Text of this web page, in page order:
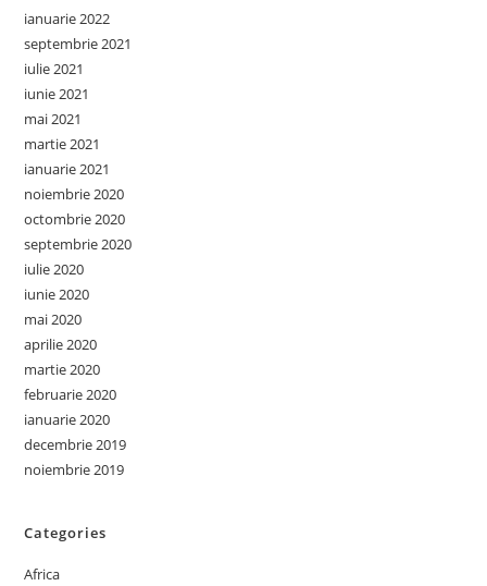
ianuarie 2022
septembrie 2021
iulie 2021
iunie 2021
mai 2021
martie 2021
ianuarie 2021
noiembrie 2020
octombrie 2020
septembrie 2020
iulie 2020
iunie 2020
mai 2020
aprilie 2020
martie 2020
februarie 2020
ianuarie 2020
decembrie 2019
noiembrie 2019
Categories
Africa